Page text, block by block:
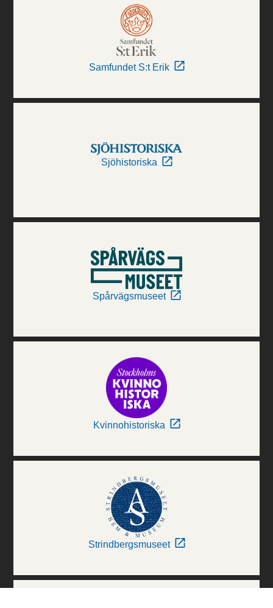
Samfundet S:t Erik
Sjöhistoriska
Spårvägsmuseet
Kvinnohistoriska
Strindbergsmuseet